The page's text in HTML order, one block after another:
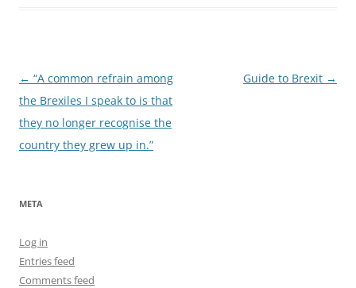
Post
navigation
← “A common refrain among
the Brexiles I speak to is that
they no longer recognise the
country they grew up in.”
Guide to Brexit →
META
Log in
Entries feed
Comments feed